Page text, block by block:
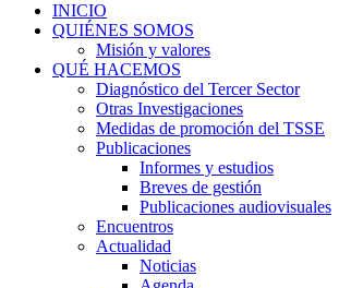
INICIO
QUIÉNES SOMOS
Misión y valores
QUÉ HACEMOS
Diagnóstico del Tercer Sector
Otras Investigaciones
Medidas de promoción del TSSE
Publicaciones
Informes y estudios
Breves de gestión
Publicaciones audiovisuales
Encuentros
Actualidad
Noticias